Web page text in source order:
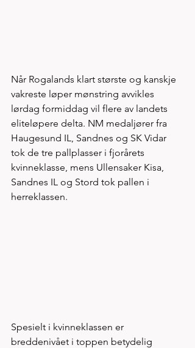
Når Rogalands klart største og kanskje
vakreste løper mønstring avvikles
lørdag formiddag vil flere av landets
eliteløpere delta. NM medaljører fra
Haugesund IL, Sandnes og SK Vidar
tok de tre pallplasser i fjorårets
kvinneklasse, mens Ullensaker Kisa,
Sandnes IL og Stord tok pallen i
herreklassen.
Spesielt i kvinneklassen er
breddenivået i toppen betydelig